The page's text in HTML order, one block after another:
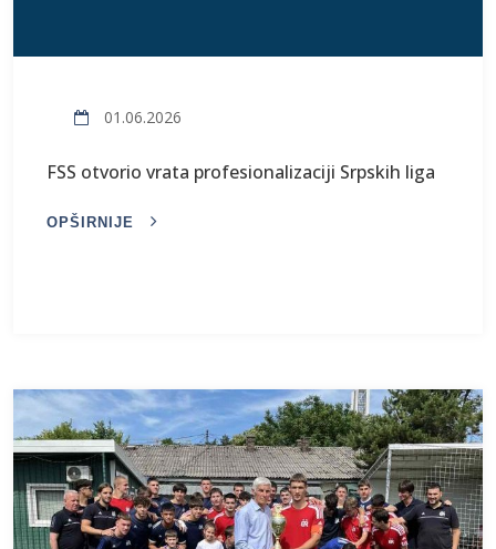
01.06.2026
FSS otvorio vrata profesionalizaciji Srpskih liga
OPŠIRNIJE